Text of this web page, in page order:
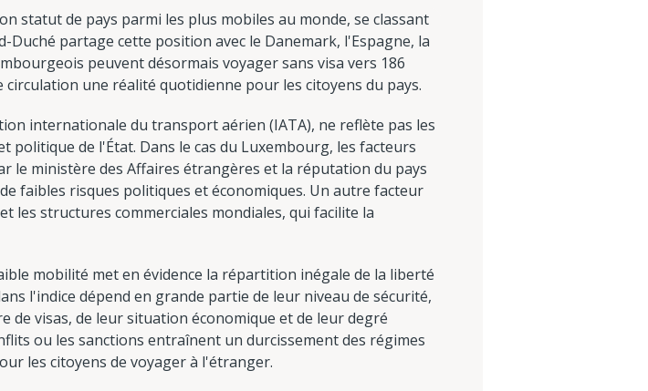
statut de pays parmi les plus mobiles au monde, se classant
partage cette position avec le Danemark, l'Espagne, la
peuvent désormais voyager sans visa vers 186
une réalité quotidienne pour les citoyens du pays.
internationale du transport aérien (IATA), ne reflète pas les
de l'État. Dans le cas du Luxembourg, les facteurs
le ministère des Affaires étrangères et la réputation du pays
faibles risques politiques et économiques. Un autre facteur
structures commerciales mondiales, qui facilite la
mobilité met en évidence la répartition inégale de la liberté
l'indice dépend en grande partie de leur niveau de sécurité,
visas, de leur situation économique et de leur degré
ou les sanctions entraînent un durcissement des régimes
les citoyens de voyager à l'étranger.